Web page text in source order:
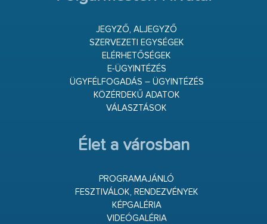
JEGYZŐ, ALJEGYZŐ
SZERVEZETI EGYSÉGEK
ELÉRHETŐSÉGEK
E-ÜGYINTÉZÉS
ÜGYFÉLFOGADÁS – ÜGYINTÉZÉS
KÖZÉRDEKŰ ADATOK
VÁLASZTÁSOK
Élet a városban
PROGRAMAJÁNLÓ
FESZTIVÁLOK, RENDEZVÉNYEK
KÉPGALÉRIA
VIDEÓGALÉRIA